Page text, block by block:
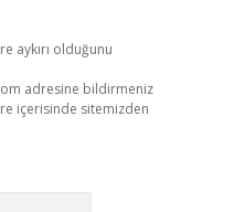
aykırı olduğunu
adresine bildirmeniz
içerisinde sitemizden